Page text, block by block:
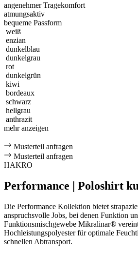
angenehmer Tragekomfort
atmungsaktiv
bequeme Passform
weiß
enzian
dunkelblau
dunkelgrau
rot
dunkelgrün
kiwi
bordeaux
schwarz
hellgrau
anthrazit
mehr anzeigen
Musterteil anfragen
Musterteil anfragen
HAKRO
Performance | Poloshirt
Die Performance Kollektion bietet
anspruchsvolle Jobs, bei denen Funktion
Funktionsmischgewebe Mikralinar®
Hochleistungspolyester für optimale
schnellen Abtransport.